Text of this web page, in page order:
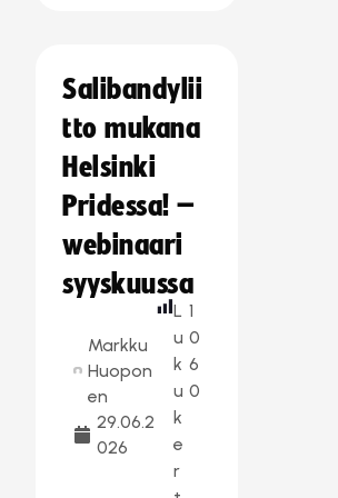
Salibandylii
tto mukana
Helsinki
Pridessa! –
webinaari
syyskuussa
Markku
Huopon
en
29.06.2
026
L
u
k
u
k
e
r
1
0
6
0